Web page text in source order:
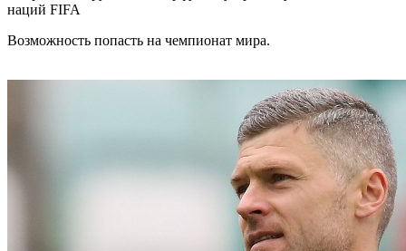
наций FIFA
Возможность попасть на чемпионат мира.